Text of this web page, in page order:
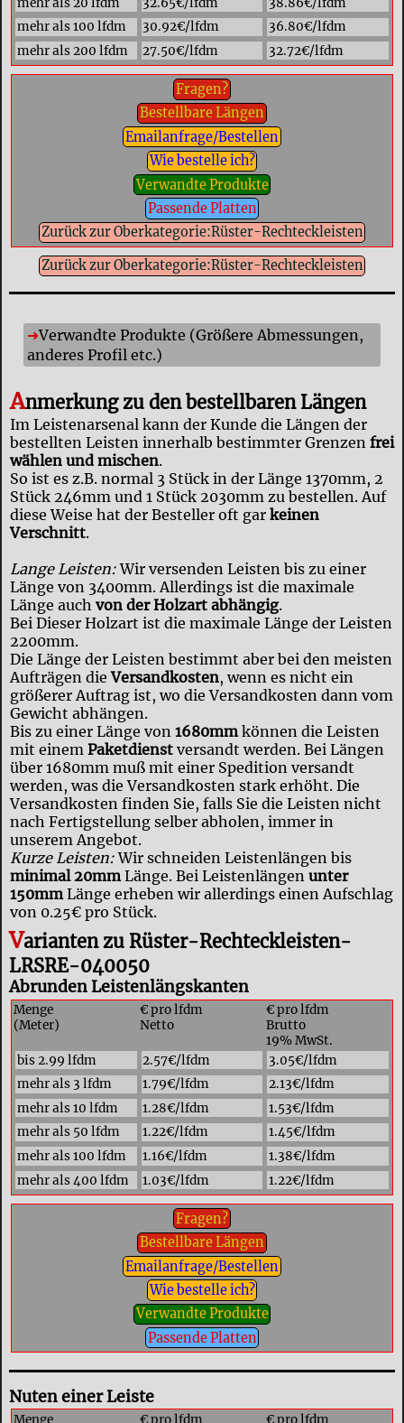
mehr als 100 lfdm
30.92€/lfdm
36.80€/lfdm
mehr als 200 lfdm
27.50€/lfdm 32.72€/lfdm
Fragen?
Bestellbare Längen
Emailanfrage/Bestellen
Wie bestelle ich?
Verwandte Produkte
Passende Platten
Zurück zur Oberkategorie:Rüster-Rechteckleisten
Zurück zur Oberkategorie:Rüster-Rechteckleisten
Verwandte Produkte (Größere Abmessungen,
anderes Profil etc.)
Anmerkung zu den bestellbaren Längen
Im Leistenarsenal kann der Kunde die Längen der
bestellten Leisten innerhalb bestimmter Grenzenfrei
wählen und mischen.
So ist es z.B. normal 3 Stück in der Länge 1370mm, 2
Stück 246mm und 1 Stück 2030mm zu bestellen. Auf
diese Weise hat der Besteller oft garkeinen
Verschnitt.
Lange Leisten:Wir versenden Leisten bis zu einer
Länge von 3400mm. Allerdings ist die maximale
Länge auchvon der Holzart abhängig.
Bei Dieser Holzart ist die maximale Länge der Leisten
2200mm.
Die Länge der Leisten bestimmt aber bei den meisten
Aufträgen dieVersandkosten, wenn es nicht ein
größerer Auftrag ist, wo die Versandkosten dann vom
Gewicht abhängen.
Bis zu einer Länge von1680mm können die Leisten
mit einemPaketdienst versandt werden. Bei Längen
über 1680mm muß mit einer Spedition versandt
werden, was die Versandkosten stark erhöht. Die
Versandkosten finden Sie, falls Sie die Leisten nicht
nach Fertigstellung selber abholen, immer in
unserem Angebot.
Kurze Leisten:Wir schneiden Leistenlängen bis
minimal 20mm Länge. Bei Leistenlängenunter
150mm Länge erheben wir allerdings einen Aufschlag
von 0.25€ pro Stück.
Varianten zu Rüster-Rechteckleisten-
LRSRE-040050
Abrunden Leistenlängskanten
Menge
(Meter)
€ pro lfdm
Netto
€ pro lfdm
Brutto
19% MwSt.
bis 2.99 lfdm
2.57€/lfdm
3.05€/lfdm
mehr als 3 lfdm
1.79€/lfdm
2.13€/lfdm
mehr als 10 lfdm
1.28€/lfdm
1.53€/lfdm
mehr als 50 lfdm
1.22€/lfdm
1.45€/lfdm
mehr als 100 lfdm
1.16€/lfdm
1.38€/lfdm
mehr als 400 lfdm
1.03€/lfdm 1.22€/lfdm
Fragen?
Bestellbare Längen
Emailanfrage/Bestellen
Wie bestelle ich?
Verwandte Produkte
Passende Platten
Nuten einer Leiste
Menge € pro lfdm € pro lfdm